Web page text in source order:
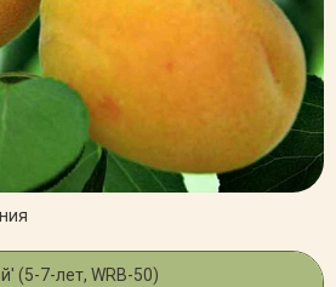
(5-7-лет, WRB-50)